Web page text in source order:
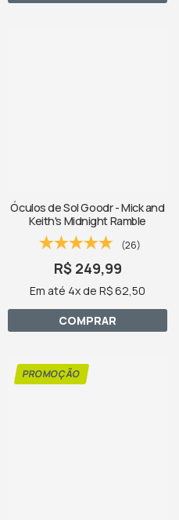
Óculos de Sol Goodr - Mick and
Keith's Midnight Ramble
(26)
R$ 249,99
Em até 4x de R$ 62,50
COMPRAR